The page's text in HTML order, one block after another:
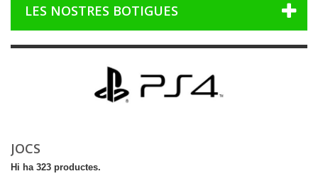
LES NOSTRES BOTIGUES
JOCS
Hi ha 323 productes.